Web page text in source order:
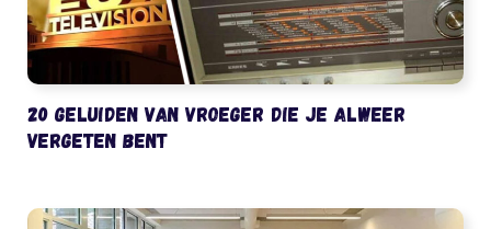
20 geluiden van vroeger die je alweer
vergeten bent